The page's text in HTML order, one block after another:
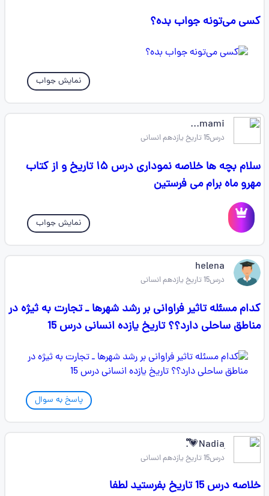
کسی می‌تونه جواب بده؟
نمایش جواب
mami...
درس15 تاریخ یازدهم انسانی
سلام بچه ها خلاصه نموداری درس ۱۵ تاریخ و از کتاب
مهرو ماه برام می فرستین
نمایش جواب
helena
درس15 تاریخ یازدهم انسانی
کدام مسئله تاثیر فراوانی بر رشد شهرها ـ تجارت به ثیژه در
مناطق ساحلی دارد؟؟ تاریخ یازده انسانی درس 15
پاسخ به سوال
Nadiaִ💗᪲᪲᪲.
درس15 تاریخ یازدهم انسانی
خلاصه درس 15 تاریخ بفرستید لطفا